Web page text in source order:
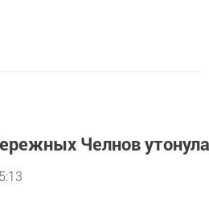
Челнов утонула